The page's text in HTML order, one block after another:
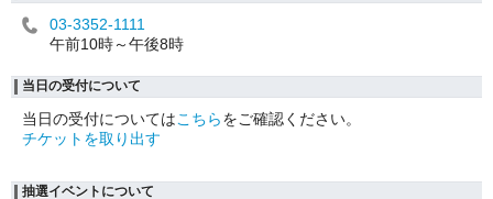
03-3352-1111
午前10時～午後8時
当日の受付について
当日の受付についてはこちらをご確認ください。
チケットを取り出す
抽選イベントについて